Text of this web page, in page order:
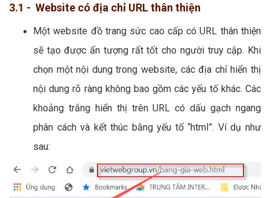
3.1 - Website có địa chỉ URL thân thiện
Một website đồ trang sức cao cấp có URL thân thiện
sẽ tạo được ấn tượng rất tốt cho người truy cập. Khi
chọn một nội dung trong website, các địa chỉ hiển thị
nội dung rõ ràng không bao gồm các yếu tố khác. Các
khoảng trắng hiển thị trên URL có dấu gạch ngang
phân cách và kết thúc bằng yếu tố “html”. Ví dụ như
sau: